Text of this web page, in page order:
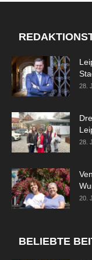
28.
28.
20.
BELIEBTE